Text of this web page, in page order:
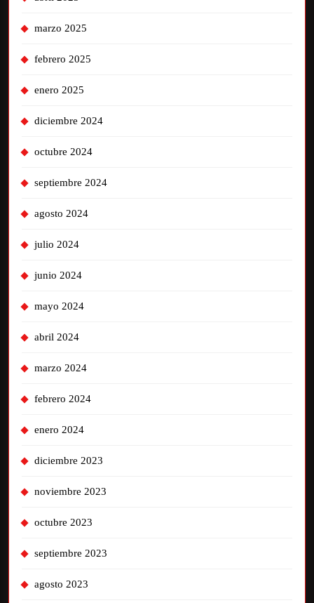
marzo 2025
febrero 2025
enero 2025
diciembre 2024
octubre 2024
septiembre 2024
agosto 2024
julio 2024
junio 2024
mayo 2024
abril 2024
marzo 2024
febrero 2024
enero 2024
diciembre 2023
noviembre 2023
octubre 2023
septiembre 2023
agosto 2023